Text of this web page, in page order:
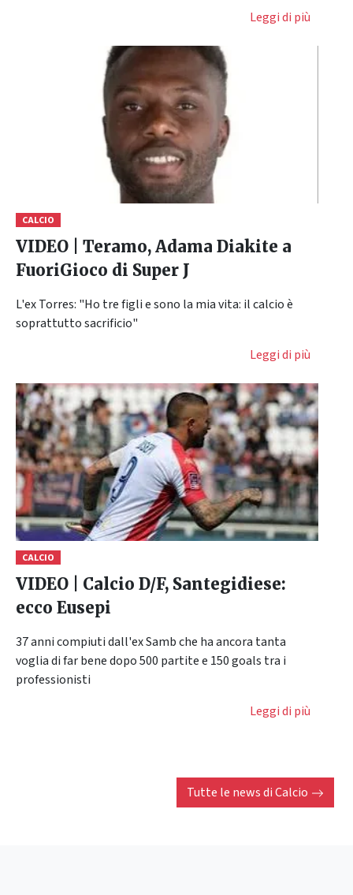
Leggi di più
CALCIO
VIDEO | Teramo, Adama Diakite a
FuoriGioco di Super J
L'ex Torres: "Ho tre figli e sono la mia vita: il calcio è
soprattutto sacrificio"
Leggi di più
CALCIO
VIDEO | Calcio D/F, Santegidiese:
ecco Eusepi
37 anni compiuti dall'ex Samb che ha ancora tanta
voglia di far bene dopo 500 partite e 150 goals tra i
professionisti
Leggi di più
Tutte le news diCalcio